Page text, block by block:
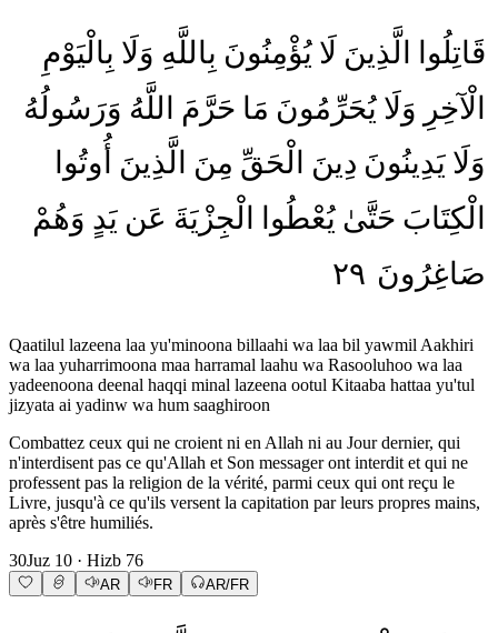
قَاتِلُوا الَّذِينَ لَا يُؤْمِنُونَ بِاللَّهِ وَلَا بِالْيَوْمِ
الْآخِرِ وَلَا يُحَرِّمُونَ مَا حَرَّمَ اللَّهُ وَرَسُولُهُ
وَلَا يَدِينُونَ دِينَ الْحَقِّ مِنَ الَّذِينَ أُوتُوا
الْكِتَابَ حَتَّىٰ يُعْطُوا الْجِزْيَةَ عَن يَدٍ وَهُمْ
صَاغِرُونَ ٢٩
Qaatilul lazeena laa yu'minoona billaahi wa laa bil yawmil Aakhiri
wa laa yuharrimoona maa harramal laahu wa Rasooluhoo wa laa
yadeenoona deenal haqqi minal lazeena ootul Kitaaba hattaa yu'tul
jizyata ai yadinw wa hum saaghiroon
Combattez ceux qui ne croient ni en Allah ni au Jour dernier, qui
n'interdisent pas ce qu'Allah et Son messager ont interdit et qui ne
professent pas la religion de la vérité, parmi ceux qui ont reçu le
Livre, jusqu'à ce qu'ils versent la capitation par leurs propres mains,
après s'être humiliés.
30Juz 10 · Hizb 76
AR FR AR/FR